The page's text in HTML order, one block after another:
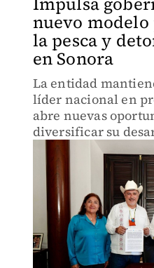
nuevo
la pesca y
en Sonora
La entidad
líder nacional en
abre nuevas
diversificar su